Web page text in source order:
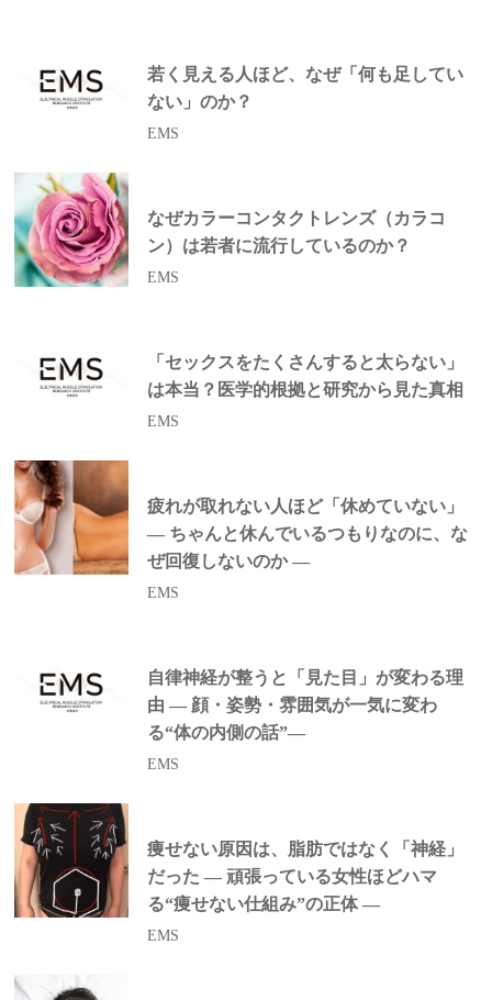
若く見える人ほど、なぜ「何も足してい
ない」のか？
EMS
なぜカラーコンタクトレンズ（カラコ
ン）は若者に流行しているのか？
EMS
「セックスをたくさんすると太らない」
は本当？医学的根拠と研究から見た真相
EMS
疲れが取れない人ほど「休めていない」
― ちゃんと休んでいるつもりなのに、な
ぜ回復しないのか ―
EMS
自律神経が整うと「見た目」が変わる理
由 ― 顔・姿勢・雰囲気が一気に変わ
る“体の内側の話”―
EMS
痩せない原因は、脂肪ではなく「神経」
だった ― 頑張っている女性ほどハマ
る“痩せない仕組み”の正体 ―
EMS